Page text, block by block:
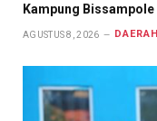
Kampung Bissampole
AGUSTUS 8, 2026 DAERAH